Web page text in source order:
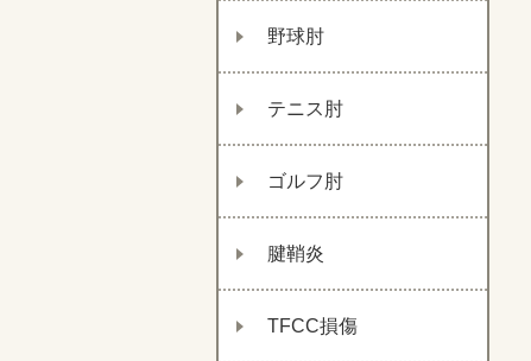
野球肘
テニス肘
ゴルフ肘
腱鞘炎
TFCC損傷